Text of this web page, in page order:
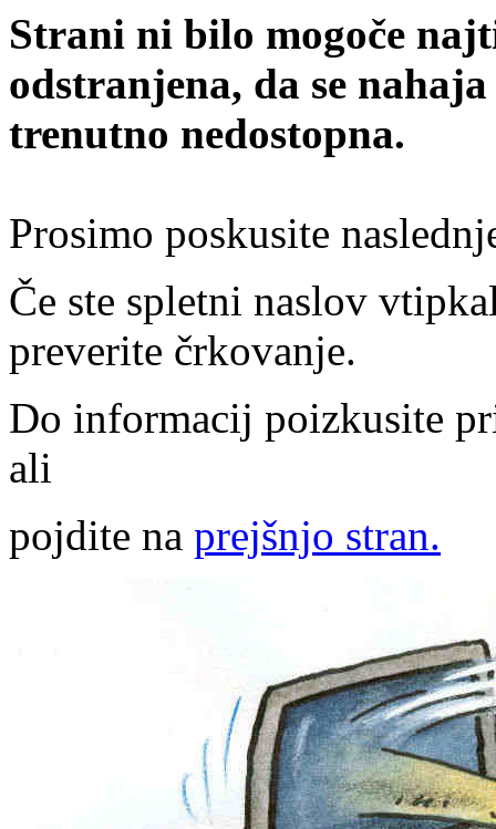
Strani ni bilo mogoče
odstranjena, da se
trenutno nedostopna.
Prosimo poskusite
Če ste spletni naslov
preverite črkovanje.
Do informacij poizkusite
ali
pojdite na prejšnjo stran.